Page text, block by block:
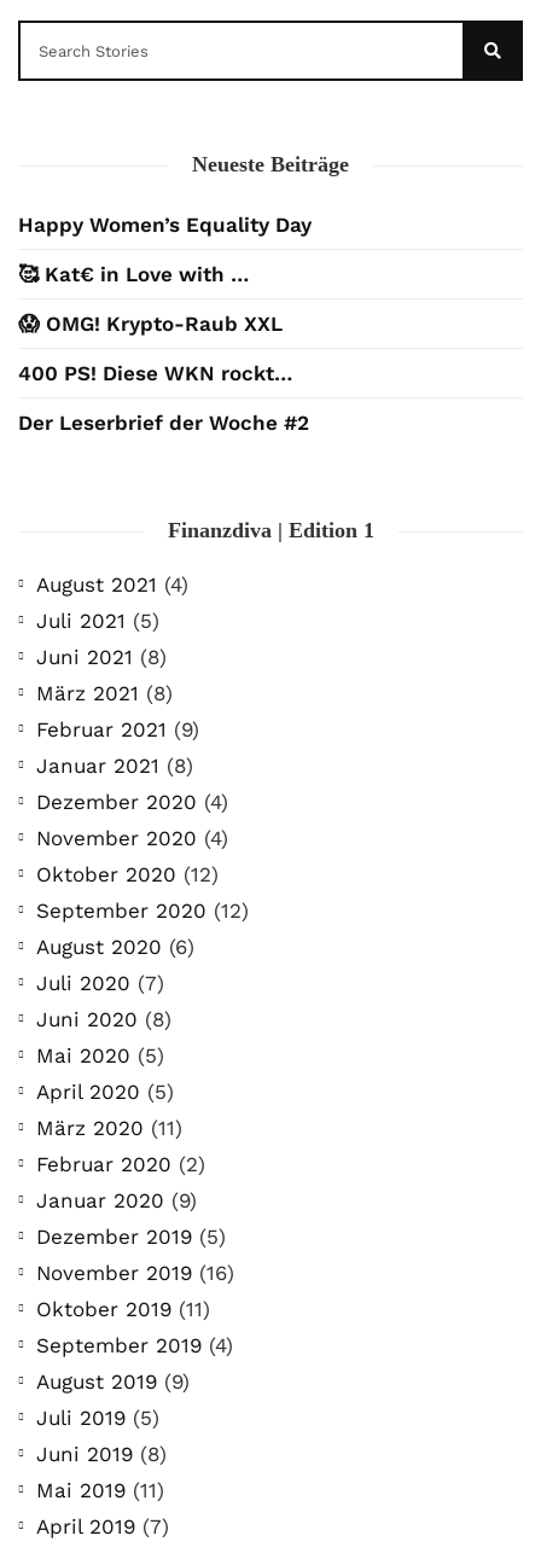
Neueste Beiträge
Happy Women’s Equality Day
🥰 Kat€ in Love with …
😱 OMG! Krypto-Raub XXL
400 PS! Diese WKN rockt…
Der Leserbrief der Woche #2
Finanzdiva | Edition 1
August 2021 (4)
Juli 2021 (5)
Juni 2021 (8)
März 2021 (8)
Februar 2021 (9)
Januar 2021 (8)
Dezember 2020 (4)
November 2020 (4)
Oktober 2020 (12)
September 2020 (12)
August 2020 (6)
Juli 2020 (7)
Juni 2020 (8)
Mai 2020 (5)
April 2020 (5)
März 2020 (11)
Februar 2020 (2)
Januar 2020 (9)
Dezember 2019 (5)
November 2019 (16)
Oktober 2019 (11)
September 2019 (4)
August 2019 (9)
Juli 2019 (5)
Juni 2019 (8)
Mai 2019 (11)
April 2019 (7)